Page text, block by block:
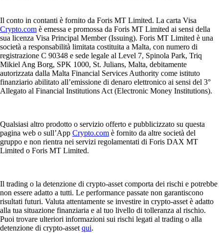
Il conto in contanti è fornito da Foris MT Limited. La carta Visa
Crypto.com è emessa e promossa da Foris MT Limited ai sensi della
sua licenza Visa Principal Member (Issuing). Foris MT Limited è una
società a responsabilità limitata costituita a Malta, con numero di
registrazione C 90348 e sede legale al Level 7, Spinola Park, Triq
Mikiel Ang Borg, SPK 1000, St. Julians, Malta, debitamente
autorizzata dalla Malta Financial Services Authority come istituto
finanziario abilitato all’emissione di denaro elettronico ai sensi del 3°
Allegato al Financial Institutions Act (Electronic Money Institutions).
Qualsiasi altro prodotto o servizio offerto e pubblicizzato su questa
pagina web o sull’App Crypto.com è fornito da altre società del
gruppo e non rientra nei servizi regolamentati di Foris DAX MT
Limited o Foris MT Limited.
Il trading o la detenzione di crypto-asset comporta dei rischi e potrebbe
non essere adatto a tutti. Le performance passate non garantiscono
risultati futuri. Valuta attentamente se investire in crypto-asset è adatto
alla tua situazione finanziaria e al tuo livello di tolleranza al rischio.
Puoi trovare ulteriori informazioni sui rischi legati al trading o alla
detenzione di crypto-asset qui.